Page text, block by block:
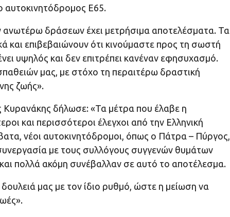
αυτοκινητόδρομος Ε65.
ανωτέρω δράσεων έχει μετρήσιμα αποτελέσματα. Τα
και επιβεβαιώνουν ότι κινούμαστε προς τη σωστή
υψηλός και δεν επιτρέπει κανέναν εφησυχασμό.
μας, με στόχο τη περαιτέρω δραστική
ζωής».
δήλωσε: «Τα μέτρα που έλαβε η
και περισσότεροι έλεγχοι από την Ελληνική
νέοι αυτοκινητόδρομοι, όπως ο Πάτρα – Πύργος,
με τους συλλόγους συγγενών θυμάτων
πολλά ακόμη συνέβαλλαν σε αυτό το αποτέλεσμα.
μας με τον ίδιο ρυθμό, ώστε η μείωση να